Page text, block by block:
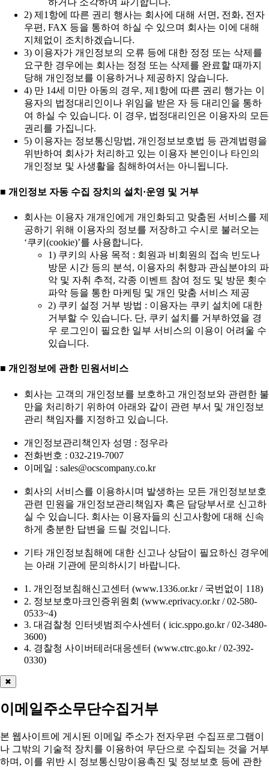
하거나 소각하여 파기합니다.
2) 제1항에 따른 권리 행사는 회사에 대해 서면, 전화, 전자
우편, FAX 등을 통하여 하실 수 있으며 회사는 이에 대해
지체없이 조치하겠습니다.
3) 이용자가 개인정보의 오류 등에 대한 정정 또는 삭제를
요구한 경우에는 회사는 정정 또는 삭제를 완료할 때까지
당해 개인정보를 이용하거나 제공하지 않습니다.
4) 만 14세 미만 아동의 경우, 제1항에 따른 권리 행가는 이
용자의 법정대리인이나 위임을 받은 자 등 대리인을 통하
여 하실 수 있습니다. 이 경우, 법정대리인은 이용자의 모든
권리를 가집니다.
5) 이용자는 정보통신망법, 개인정보보호법 등 관계법령을
위반하여 회사가 처리하고 있는 이용자 본인이나 타인의
개인정보 및 사생활을 침해하여서는 아니됩니다.
■ 개인정보 자동 수집 장치의 설치·운영 및 거부
회사는 이용자 개개인에게 개인화되고 맞춤된 서비스를 제
공하기 위해 이용자의 정보를 저장하고 수시로 불러오는
‘쿠키(cookie)’를 사용합니다.
1) 쿠키의 사용 목적 : 회원과 비회원의 접속 빈도나
방문 시간 등의 분석, 이용자의 취향과 관심분야의 파
악 및 자취 추적, 각종 이벤트 참여 정도 및 방문 횟수
파악 등을 통한 마케팅 및 개인 맞춤 서비스 제공
2) 쿠키 설정 거부 방법 : 이용자는 쿠키 설치에 대한
거부할 수 있습니다. 단, 쿠키 설치를 거부하였을 경
우 로그인이 필요한 일부 서비스의 이용이 어려울 수
있습니다.
■ 개인정보에 관한 민원서비스
회사는 고객의 개인정보를 보호하고 개인정보와 관련한 불
만을 처리하기 위하여 아래와 같이 관련 부서 및 개인정보
관리 책임자를 지정하고 있습니다.
개인정보관리책인자 성명 : 정우라
전화번호 : 032-219-7007
이메일 : sales@ocscompany.co.kr
회사의 서비스를 이용하시며 발생하는 모든 개인정보보호
관련 민원을 개인정보관리책임자 혹은 담당부서로 신고하
실 수 있습니다. 회사는 이용자들의 신고사항에 대해 신속
하게 충분한 답변을 드릴 것입니다.
기타 개인정보침해에 대한 신고나 상담이 필요하신 경우에
는 아래 기관에 문의하시기 바랍니다.
1. 개인정보침해신고센터 (www.1336.or.kr / 국번없이 118)
2. 정보보호마크인증위원회 (www.eprivacy.or.kr / 02-580-
0533~4)
3. 대검찰청 인터넷범죄수사센터 ( icic.sppo.go.kr / 02-3480-
3600)
4. 경찰청 사이버테러대응센터 (www.ctrc.go.kr / 02-392-
0330)
✖
이메일주소무단수집거부
본 웹사이트에 게시된 이메일 주소가 전자우편 수집프로그램이
나 그밖의 기술적 장치를 이용하여 무단으로 수집되는 것을 거부
하며, 이를 위반 시 정보통신망이용촉진 및 정보보호 등에 관한